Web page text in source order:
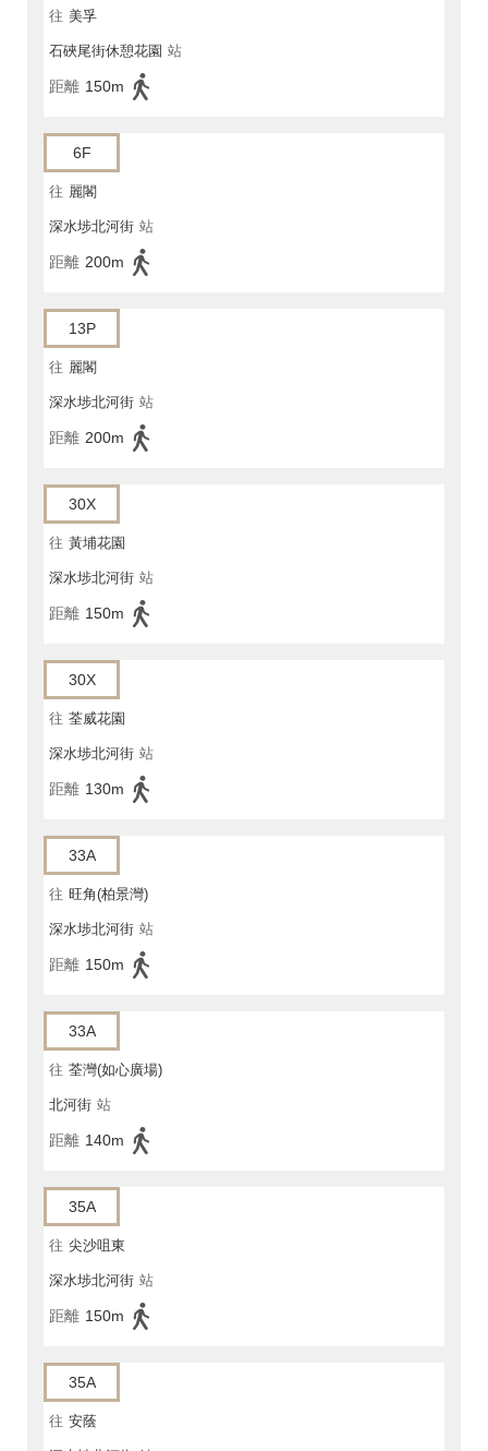
往 美孚
石硤尾街休憩花園 站
距離 150m
6F
往 麗閣
深水埗北河街 站
距離 200m
13P
往 麗閣
深水埗北河街 站
距離 200m
30X
往 黃埔花園
深水埗北河街 站
距離 150m
30X
往 荃威花園
深水埗北河街 站
距離 130m
33A
往 旺角(柏景灣)
深水埗北河街 站
距離 150m
33A
往 荃灣(如心廣場)
北河街 站
距離 140m
35A
往 尖沙咀東
深水埗北河街 站
距離 150m
35A
往 安蔭